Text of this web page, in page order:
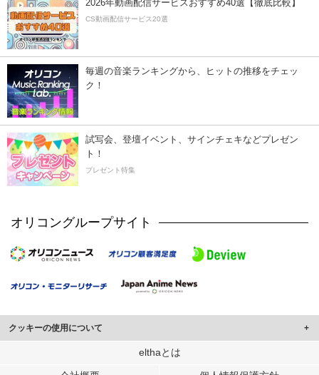
2026年動画配信サービスおすすめ40選【徹底比較】
CS動画配信サービス20選
毎週の音楽ランキングから、ヒットの推移をチェッ
ク！
試写会、登壇イベント、サインチェキなどプレゼン
ト！
プレゼント特集
オリコングループサイト
クッキーの使用について
このサイトでは Cookie を使用して、ユーザーに合わせたコンテンツや広告の
elthaとは